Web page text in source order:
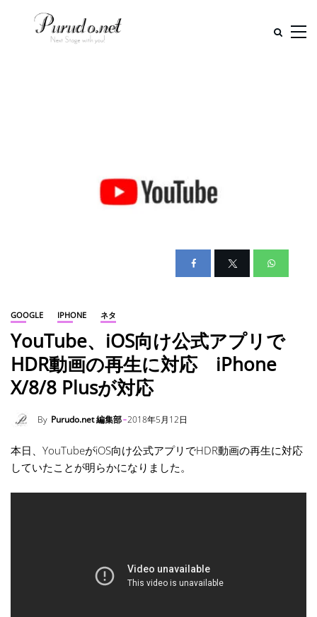
GOOGLE IPHONE ネタ
YouTube、iOS向け公式アプリで
HDR動画の再生に対応 iPhone
X/8/8 Plusが対応
By Purudo.net 編集部 2018年5月12日
本日、YouTubeがiOS向け公式アプリでHDR動画の再生に対応
していたことが明らかになりました。